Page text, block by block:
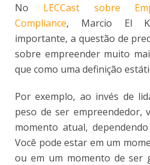
No LECCast sobre
Compliance, Marcio El
importante, a questão de
sobre empreender muito
que como uma definição
Por exemplo, ao invés de
peso de ser empreendedor,
momento atual,
Você pode estar em um
ou em um momento de ser